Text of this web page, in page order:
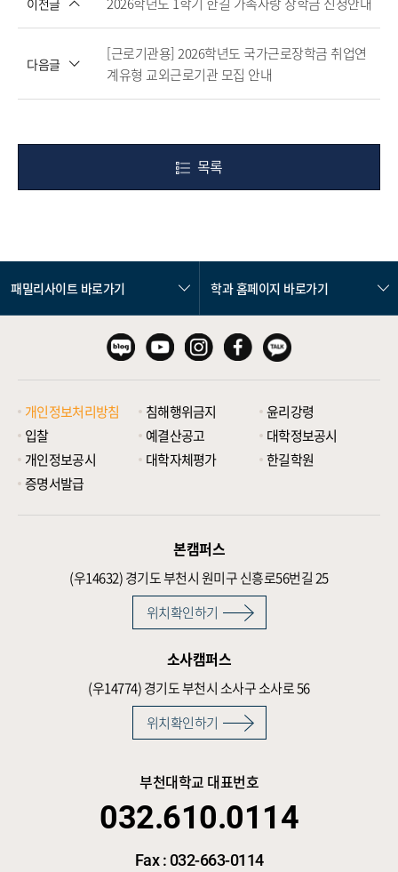
이전글
다음글
[근로기관용] 2026학년도 국가근로장학금 취업연
계유형 교외근로기관 모집 안내
목록
패밀리사이트 바로가기 학과 홈페이지 바로가기
개인정보처리방침 침해행위금지
윤리강령
입찰
예결산공고
대학정보공시
개인정보공시
대학자체평가
한길학원
증명서발급
본캠퍼스
(우14632)경기도 부천시 원미구 신흥로56번길 25
위치확인하기
소사캠퍼스
(우14774)경기도 부천시 소사구 소사로 56
위치확인하기
부천대학교 대표번호
032.610.0114
Fax : 032-663-0114